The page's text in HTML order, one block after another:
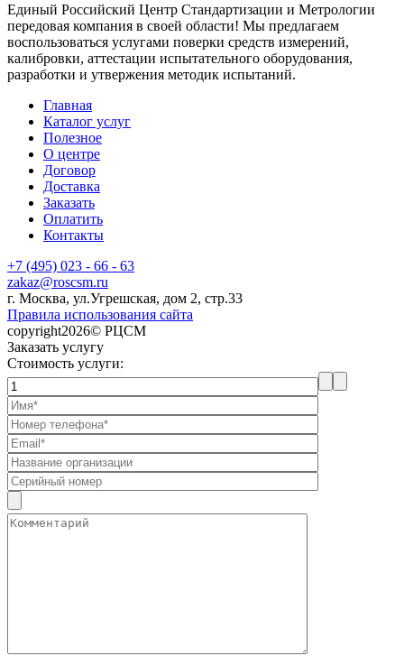
Единый Российский Центр Стандартизации и Метрологии
передовая компания в своей области! Мы предлагаем
воспользоваться услугами поверки средств измерений,
калибровки, аттестации испытательного оборудования,
разработки и утвержения методик испытаний.
Главная
Каталог услуг
Полезное
О центре
Договор
Доставка
Заказать
Оплатить
Контакты
+7 (495) 023 - 66 - 63
zakaz@roscsm.ru
г. Москва, ул.Угрешская, дом 2, стр.33
Правила использования сайта
copyright2026© РЦСМ
Заказать услугу
Стоимость услуги: